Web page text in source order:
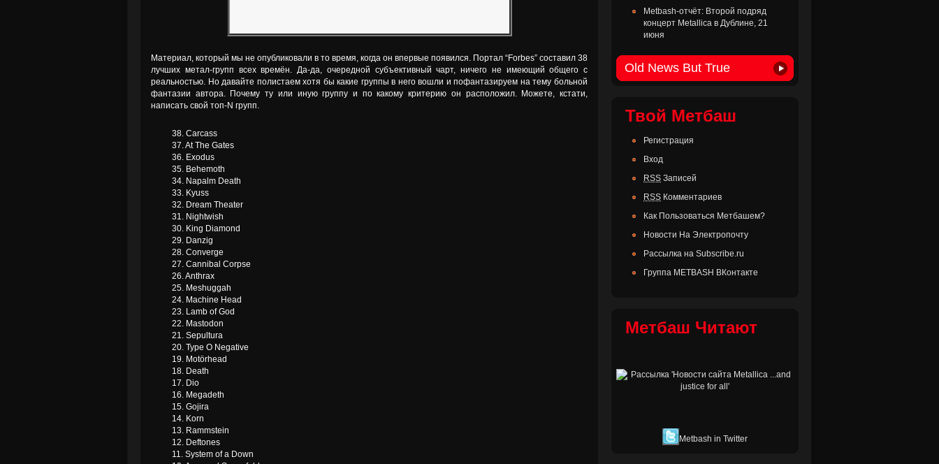
Материал, который мы не опубликовали в то время, когда он впервые появился. Портал “Forbes” составил 38
лучших метал-групп всех времён. Да-да, очередной субъективный чарт, ничего не имеющий общего с
реальностью. Но давайте полистаем хотя бы какие группы в него вошли и пофантазируем на тему больной
фантазии автора. Почему ту или иную группу и по какому критерию он расположил. Можете, кстати,
написать свой топ-N групп.
38. Carcass
37. At The Gates
36. Exodus
35. Behemoth
34. Napalm Death
33. Kyuss
32. Dream Theater
31. Nightwish
30. King Diamond
29. Danzig
28. Converge
27. Cannibal Corpse
26. Anthrax
25. Meshuggah
24. Machine Head
23. Lamb of God
22. Mastodon
21. Sepultura
20. Type O Negative
19. Motörhead
18. Death
17. Dio
16. Megadeth
15. Gojira
14. Korn
13. Rammstein
12. Deftones
11. System of a Down
Metbash-отчёт: Второй подряд
концерт Metallica в Дублине, 21
июня
Old News But True
Твой Метбаш
Регистрация
Вход
RSS Записей
RSS Комментариев
Как Пользоваться Метбашем?
Новости На Электропочту
Рассылка на Subscribe.ru
Группа METBASH ВКонтакте
Метбаш Читают
Metbash in Twitter